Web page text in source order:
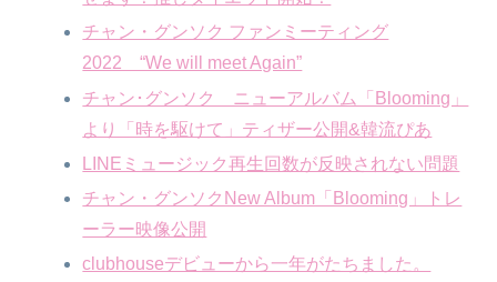
チャン・グンソク ファンミーティング
2022 “We will meet Again”
チャン･グンソク ニューアルバム「Blooming」
より「時を駆けて」ティザー公開&韓流ぴあ
LINEミュージック再生回数が反映されない問題
チャン・グンソクNew Album「Blooming」トレ
ーラー映像公開
clubhouseデビューから一年がたちました。